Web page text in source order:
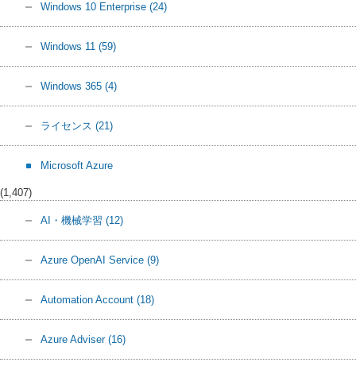
Windows 10 Enterprise (24)
Windows 11 (59)
Windows 365 (4)
ライセンス (21)
Microsoft Azure
(1,407)
AI・機械学習 (12)
Azure OpenAI Service (9)
Automation Account (18)
Azure Adviser (16)